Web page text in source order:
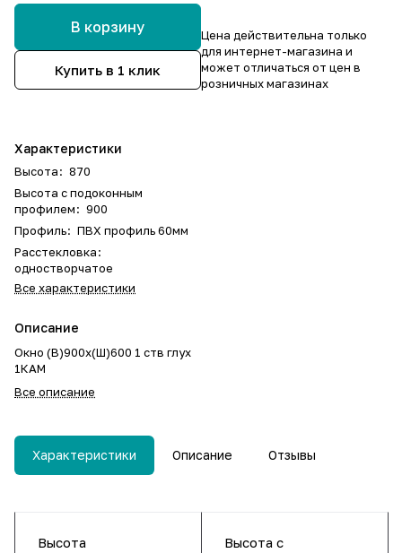
В корзину
Купить в 1 клик
Характеристики
Высота: 870
Высота с подоконным
профилем: 900
Профиль: ПВХ профиль 60мм
Расстекловка:
одностворчатое
Все характеристики
Описание
Окно (В)900х(Ш)600 1 ств глух
1КАМ
Все описание
Цена действительна только
для интернет-магазина и
может отличаться от цен в
розничных магазинах
Характеристики Описание Отзывы
Высота
Высота с